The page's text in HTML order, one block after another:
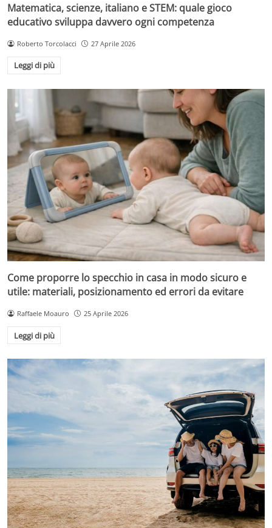
Matematica, scienze, italiano e STEM: quale gioco
educativo sviluppa davvero ogni competenza
Roberto Torcolacci 27 Aprile 2026
Leggi di più
Come proporre lo specchio in casa in modo sicuro e
utile: materiali, posizionamento ed errori da evitare
Raffaele Moauro 25 Aprile 2026
Leggi di più